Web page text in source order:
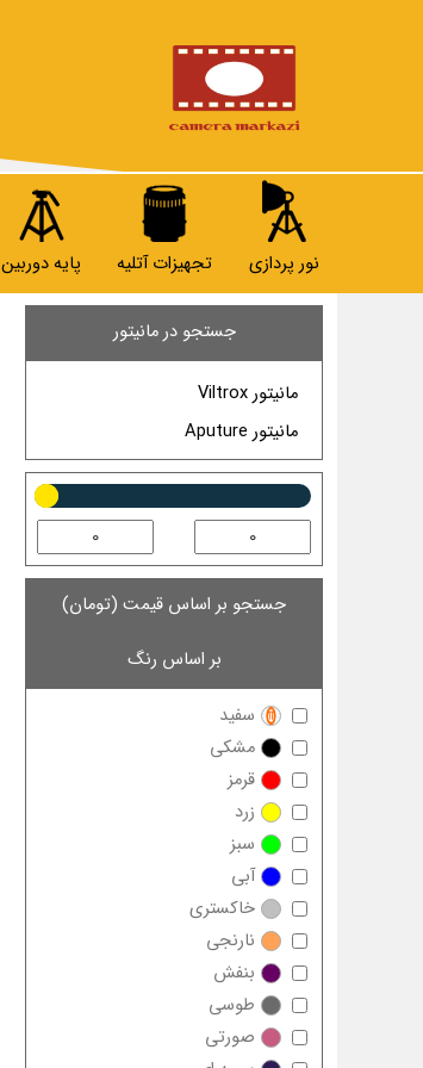
نور پردازی تجهیزات آتلیه پایه دوربین
جستجو در مانیتور
مانیتور Viltrox
مانیتور Aputure
جستجو بر اساس قیمت (تومان)
بر اساس رنگ
سفید
مشکی
قرمز
زرد
سبز
آبی
خاکستری
نارنجی
بنفش
طوسی
صورتی